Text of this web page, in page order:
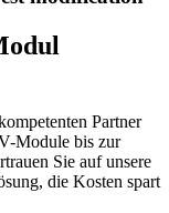
Partner
Module bis zur
Sie auf unsere
die Kosten spart